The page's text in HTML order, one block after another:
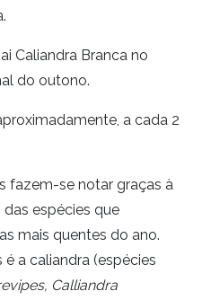
Caliandra Branca no
do outono.
a cada 2
fazem-se notar graças à
das espécies que
mais quentes do ano.
a caliandra (espécies
Calliandra